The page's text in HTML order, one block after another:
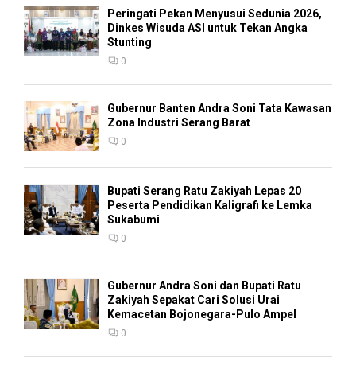
Peringati Pekan Menyusui Sedunia 2026,
Dinkes Wisuda ASI untuk Tekan Angka
Stunting
0
Gubernur Banten Andra Soni Tata Kawasan
Zona Industri Serang Barat
0
Bupati Serang Ratu Zakiyah Lepas 20
Peserta Pendidikan Kaligrafi ke Lemka
Sukabumi
0
Gubernur Andra Soni dan Bupati Ratu
Zakiyah Sepakat Cari Solusi Urai
Kemacetan Bojonegara-Pulo Ampel
0